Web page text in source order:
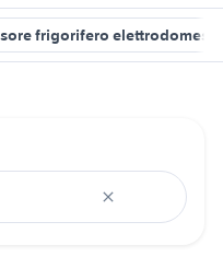
frigorifero elettrodomestici